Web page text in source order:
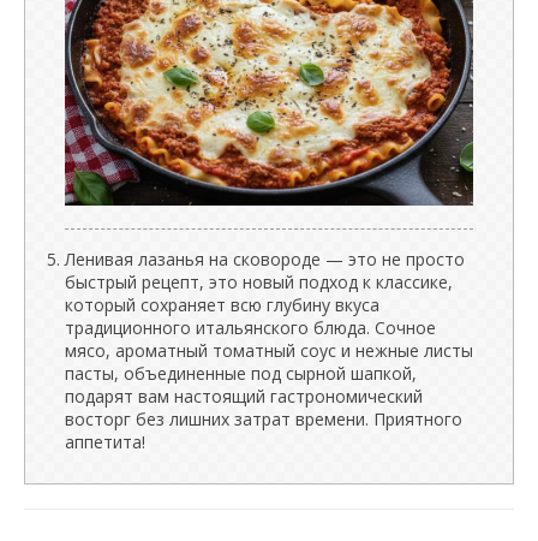
Ленивая лазанья на сковороде — это не просто
быстрый рецепт, это новый подход к классике,
который сохраняет всю глубину вкуса
традиционного итальянского блюда. Сочное
мясо, ароматный томатный соус и нежные листы
пасты, объединенные под сырной шапкой,
подарят вам настоящий гастрономический
восторг без лишних затрат времени. Приятного
аппетита!